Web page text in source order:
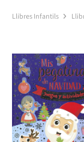
Llibres Infantils